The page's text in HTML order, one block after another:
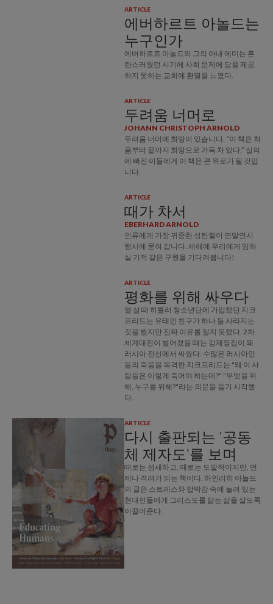
ARTICLE
에버하르트 아놀드는
누구인가
에버하르트 아놀드와 그의 아내 에미는 혼
란스러웠던 시기에 사회 문제에 답을 제공
하지 못하는 교회에 환멸을 느꼈다.
ARTICLE
두려움 너머로
JOHANN CHRISTOPH ARNOLD
두려움 너머에 희망이 있습니다. “이 책은 처
음부터 끝까지 희망으로 가득 차 있다.” 실의
에 빠진 이들에게 이 책은 큰 위로가 될 것입
니다.
ARTICLE
때가 차서
EBERHARD ARNOLD
인류에게 가장 귀중한 성탄절이 연말연시
행사에 묻혀 갑니다. 새해에 우리에게 임하
실 기적 같은 구원을 기다려봅니다!
ARTICLE
평화를 위해 싸우다
열 살 때 히틀러 청소년단에 가입했던 지크
프리드는 유태인 친구가 하나 둘 사라지는
것을 봤지만 진짜 이유를 알지 못했다. 2차
세계대전이 벌어졌을 때는 강제징집이 돼
러시아 전선에서 싸웠다. 수많은 러시아인
들의 죽음을 목격한 지크프리드는 "왜 이 사
람들은 이렇게 죽어야 하는데?" "무엇을 위
해, 누구를 위해?"라는 의문을 품기 시작했
다.
ARTICLE
다시 출판되는 '공동
체 제자도'를 보며
때로는 섬세하고, 때로는 도발적이지만, 언
제나 격려가 되는 책이다. 하인리히 아놀드
의 글은 스트레스와 압박감 속에 눌려 있는
현대인들에게 그리스도를 닮는 삶을 살도록
이끌어준다.